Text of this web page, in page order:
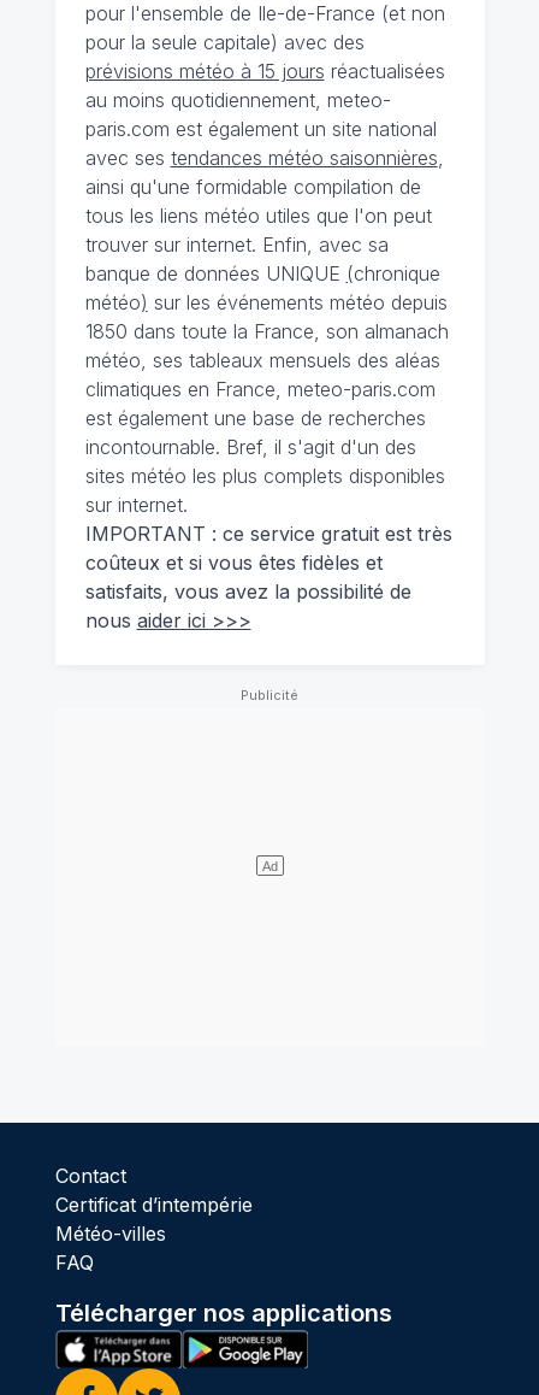
pour l'ensemble de Ile-de-France (et non
pour la seule capitale) avec des
prévisions météo à 15 jours réactualisées
au moins quotidiennement, meteo-
paris.com est également un site national
avec ses tendances météo saisonnières,
ainsi qu'une formidable compilation de
tous les liens météo utiles que l'on peut
trouver sur internet. Enfin, avec sa
banque de données UNIQUE (chronique
météo) sur les événements météo depuis
1850 dans toute la France, son almanach
météo, ses tableaux mensuels des aléas
climatiques en France, meteo-paris.com
est également une base de recherches
incontournable. Bref, il s'agit d'un des
sites météo les plus complets disponibles
sur internet.
IMPORTANT : ce service gratuit est très
coûteux et si vous êtes fidèles et
satisfaits, vous avez la possibilité de
nous aider ici >>>
Contact
Certificat d’intempérie
Météo-villes
FAQ
Télécharger nos applications